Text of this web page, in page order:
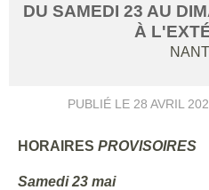
DU SAMEDI 23 AU
À
PUBLIÉ LE 28 AVRIL
HORAIRES PROVISOIRES
Samedi 23 mai